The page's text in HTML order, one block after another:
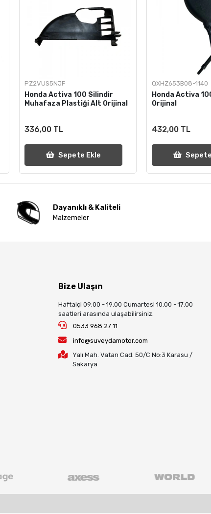
PZ2VUS5NJF
Honda Activa 100 Silindir
Muhafaza Plastiği Alt Orijinal
336,00 TL
Sepete Ekle
QXHZ653B08-1140
Honda Activa
Orijinal
432,00 TL
Dayanıklı & Kaliteli
Malzemeler
Bize Ulaşın
Haftaiçi 09:00 - 19:00 Cumartesi 10:00 - 17:00
saatleri arasında ulaşabilirsiniz.
0533 968 27 11
info@suveydamotor.com
Yalı Mah. Vatan Cad. 50/C No:3 Karasu /
Sakarya